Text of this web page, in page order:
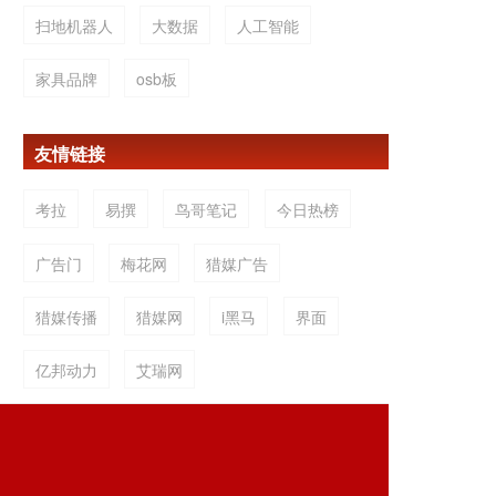
扫地机器人 大数据 人工智能
家具品牌 osb板
友情链接
考拉 易撰 鸟哥笔记 今日热榜
广告门 梅花网 猎媒广告
猎媒传播 猎媒网 i黑马 界面
亿邦动力 艾瑞网